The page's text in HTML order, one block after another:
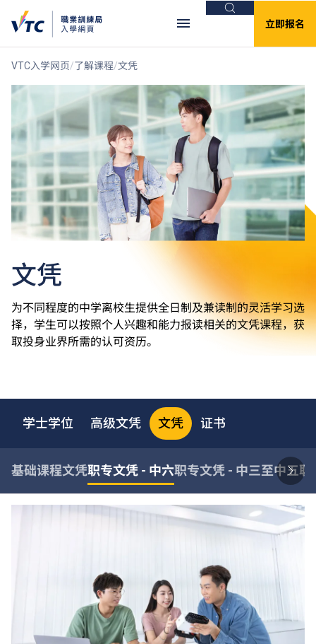
搜索
立即报名
VTC入学网页 了解课程 文凭
文凭
为不同程度的中学离校生提供全日制及兼读制的灵活学习选
择，学生可以按照个人兴趣和能力报读相关的文凭课程，获
取投身业界所需的认可资历。
学士学位 高级文凭 文凭 证书
基础课程文凭职专文凭 - 中六职专文凭 - 中三至中五职